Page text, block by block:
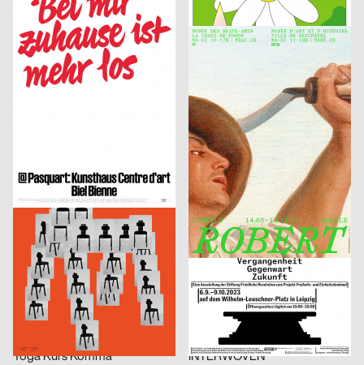
Queer Underground Movement Night Party
Putschka Pascal
2023
(Re; Short-)Circuit of (Un-)Life
onlab CH
2023
Robert
Marstaller Lukas D
2023
Spector Books
Shortnotice Studio D
2023
Das Denkmal ist …
Amériques noires
SUPERO CH
2023
Nuit de la Photo #10
Beck Janice CH
Am I?
Tristesse CH
2023
Kaserne Basel, Kampagne zum Saisonstart
Studio LA
2023
2023
Jazz Festival Willisau 2023
Reichert Max
Yoga Kurs Komma
Chiara Toteda, Rösener Lukas
INTERWOVEN